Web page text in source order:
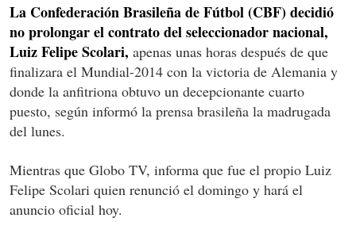
La Confederación Brasileña de Fútbol (CBF) decidió
no prolongar el contrato del seleccionador nacional,
Luiz Felipe Scolari, apenas unas horas después de que
finalizara el Mundial-2014 con la victoria de Alemania y
donde la anfitriona obtuvo un decepcionante cuarto
puesto, según informó la prensa brasileña la madrugada
del lunes.
Mientras que Globo TV, informa que fue el propio Luiz
Felipe Scolari quien renunció el domingo y hará el
anuncio oficial hoy.